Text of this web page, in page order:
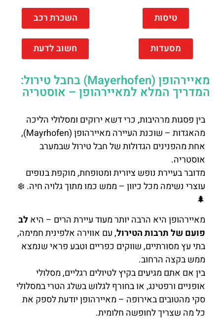
טיסות השכרת רכב
מסעדות חשוב לדעת
מאיירהופן (Mayerhofen) בחבל טירול:
המדריך המלא למאיירהופן – אוסטריה
בין פסגות מרהיבות, כרי דשא ירוקים ומסלולי הליכה
מהאגדות – שוכנת העיירה מאיירהופן (Mayrhofen),
אחת מהפנינים הגדולות של חבל טירול שבמערב
אוסטריה.
מדובר בעיירת נופש ציורית ומטופחת, מוקפת בנופים
עוצרי נשימה מכל כיוון – ממש כמו מתוך גלויה חיה. ❄️
🌲
מאיירהופן היא הרבה יותר מעוד עיירת הרים – היאלב
פועם של תרבות הטירול, עם אווירה אלפינית חמימה,
בתי עץ מסורתיים, שווקים כפריים וטבע פראי שנמצא
ממש בקצה הרחוב.
בין אם אתם מגיעים בקיץ לטיולים רגליים, מסלולי
אופניים ורפטינג, או בחורף לגלוש בשלג הטרי במסלולי
סקי מהטובים באירופה – מאיירהופן יודעת לספק את
כל מה שצריך לחופשה חלומית.